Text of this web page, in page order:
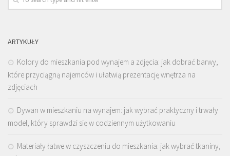
ARTYKUŁY
Kolory do mieszkania pod wynajem a zdjęcia: jak dobrać barwy,
które przyciągną najemców i ułatwią prezentację wnętrza na
zdjęciach
Dywan w mieszkaniu na wynajem: jak wybrać praktyczny i trwały
model, który sprawdzi się w codziennym użytkowaniu
Materiały łatwe w czyszczeniu do mieszkania: jak wybrać tkaniny,